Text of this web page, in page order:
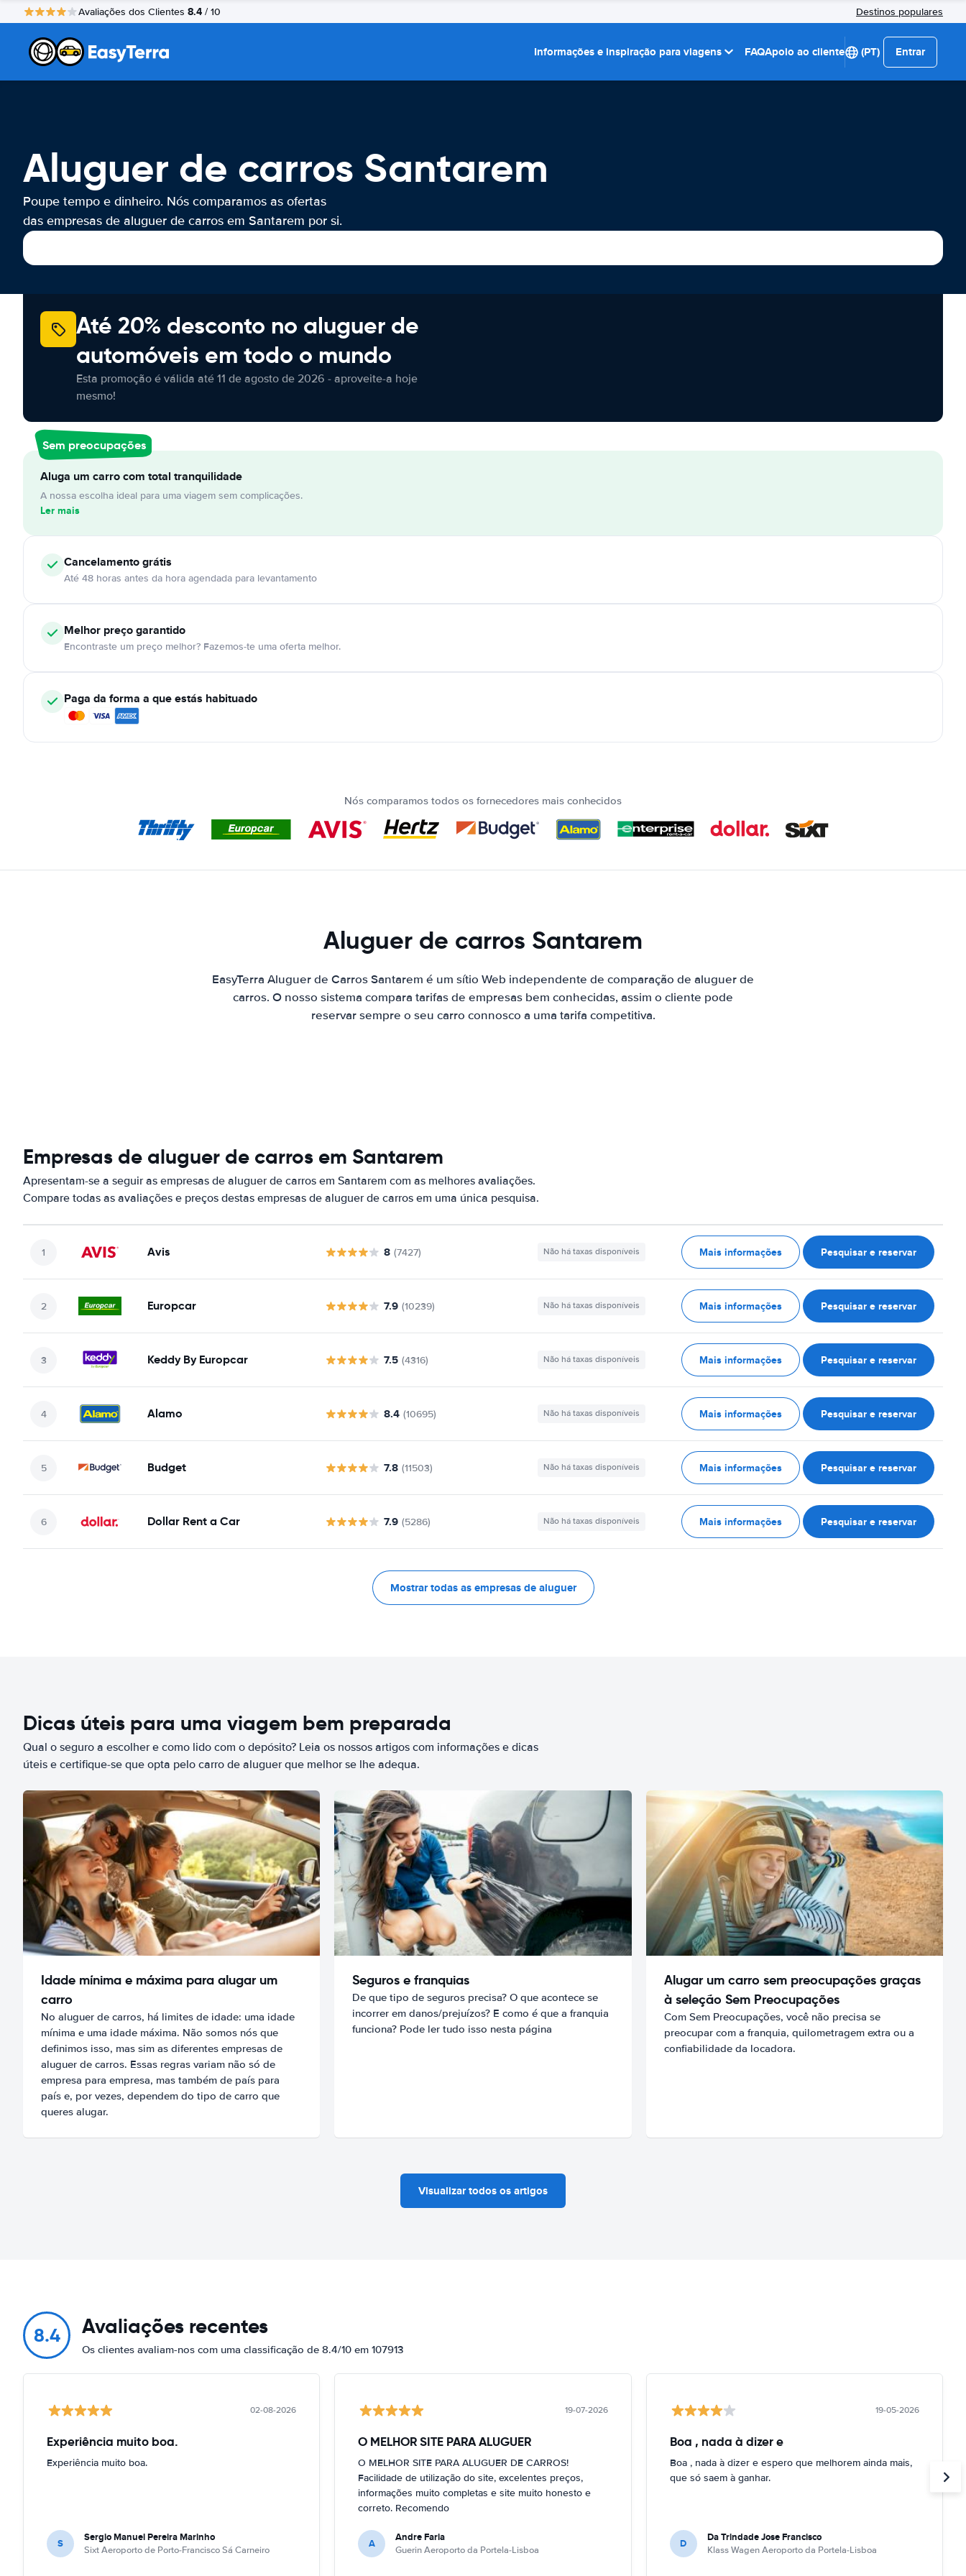
Avaliações dos Clientes 8.4 / 10 Destinos populares
Informações e inspiração para viagens FAQApoio ao cliente (PT) Entrar
Aluguer de carros Santarem
Poupe tempo e dinheiro. Nós comparamos as ofertas
das empresas de aluguer de carros em Santarem por si.
Até 20% desconto no aluguer de
automóveis em todo o mundo
Esta promoção é válida até 11 de agosto de 2026 - aproveite-a hoje
mesmo!
Sem preocupações
Aluga um carro com total tranquilidade
A nossa escolha ideal para uma viagem sem complicações.
Ler mais
Cancelamentográtis
Até 48 horas antes da hora agendada para levantamento
Melhor preço garantido
Encontraste um preço melhor? Fazemos-te uma oferta melhor.
Paga da forma a que estás habituado
Nós comparamos todos os fornecedores mais conhecidos
Aluguer de carros Santarem
EasyTerra Aluguer de Carros Santarem é um sítio Web independente de comparação de aluguer de
carros. O nosso sistema compara tarifas de empresas bem conhecidas, assim o cliente pode
reservar sempre o seu carro connosco a uma tarifa competitiva.
Empresas de aluguer de carros em Santarem
Apresentam-se a seguir as empresas de aluguer de carros em Santarem com as melhores avaliações.
Compare todas as avaliações e preços destas empresas de aluguer de carros em uma única pesquisa.
Avis 8 (7427) Não há taxas disponíveis Mais informações Pesquisar e reservar
Europcar 7.9 (10239) Não há taxas disponíveis Mais informações Pesquisar e reservar
Keddy By Europcar 7.5 (4316) Não há taxas disponíveis Mais informações Pesquisar e reservar
Alamo 8.4 (10695) Não há taxas disponíveis Mais informações Pesquisar e reservar
Budget 7.8 (11503) Não há taxas disponíveis Mais informações Pesquisar e reservar
Dollar Rent a Car 7.9 (5286) Não há taxas disponíveis Mais informações Pesquisar e reservar
Mostrar todas as empresas de aluguer
Dicas úteis para uma viagem bem preparada
Qual o seguro a escolher e como lido com o depósito? Leia os nossos artigos com informações e dicas
úteis e certifique-se que opta pelo carro de aluguer que melhor se lhe adequa.
Idade mínima e máxima para alugar um
carro
No aluguer de carros, há limites de idade: uma idade
mínima e uma idade máxima. Não somos nós que
definimos isso, mas sim as diferentes empresas de
aluguer de carros. Essas regras variam não só de
empresa para empresa, mas também de país para
país e, por vezes, dependem do tipo de carro que
queres alugar.
Seguros e franquias
De que tipo de seguros precisa? O que acontece se
incorrer em danos/prejuízos? E como é que a franquia
funciona? Pode ler tudo isso nesta página
Alugar um carro sem preocupações graças
à seleção Sem Preocupações
Com Sem Preocupações, você não precisa se
preocupar com a franquia, quilometragem extra ou a
confiabilidade da locadora.
Visualizar todos os artigos
8.4 Avaliações recentes
Os clientes avaliam-nos com uma classificação de 8.4/10 em 107913
02-08-2026
Experiência muito boa.
Experiência muito boa.
S Sergio Manuel Pereira Marinho
Sixt Aeroporto de Porto-Francisco Sá Carneiro
19-07-2026
O MELHOR SITE PARA ALUGUER
O MELHOR SITE PARA ALUGUER DE CARROS!
Facilidade de utilização do site, excelentes preços,
informações muito completas e site muito honesto e
correto. Recomendo
A Andre Faria
Guerin Aeroporto da Portela-Lisboa
19-05-2026
Boa , nada à dizer e
Boa , nada à dizer e espero que melhorem ainda mais,
que só saem à ganhar.
D Da Trindade Jose Francisco
Klass Wagen Aeroporto da Portela-Lisboa